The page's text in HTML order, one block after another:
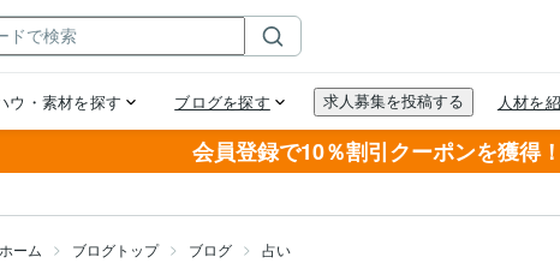
会員登録で10％割引クーポンを獲得！
ホーム ブログトップ ブログ 占い